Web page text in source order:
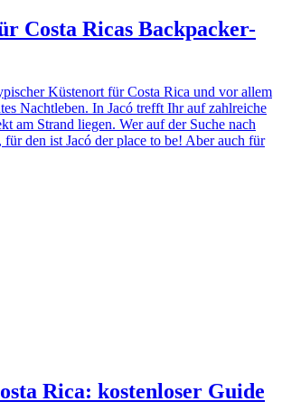
Costa Ricas Backpacker-
Küstenort für Costa Rica und vor allem
Nachtleben. In Jacó trefft Ihr auf zahlreiche
am Strand liegen. Wer auf der Suche nach
den ist Jacó der place to be! Aber auch für
Rica: kostenloser Guide